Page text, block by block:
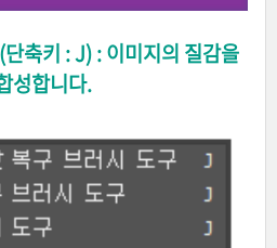
축키 : J) : 이미지의 질감을
성합니다.